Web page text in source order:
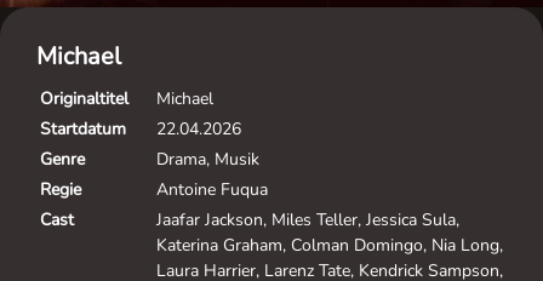
Michael
Originaltitel
Michael
Startdatum
22.04.2026
Genre
Drama, Musik
Regie
Antoine Fuqua
Cast
Jaafar Jackson, Miles Teller, Jessica Sula,
Katerina Graham, Colman Domingo, Nia Long,
Laura Harrier, Larenz Tate, Kendrick Sampson,